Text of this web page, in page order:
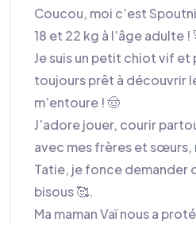
Coucou, moi c’est
18 et 22 kg à l’âge adulte !
Je suis un petit chiot vif et
toujours prêt à découvrir
m’entoure ! 🤠
J’adore jouer, courir
avec mes frères et sœurs,
Tatie, je fonce demander
bisous 🥰.
Ma maman Vaï nous a